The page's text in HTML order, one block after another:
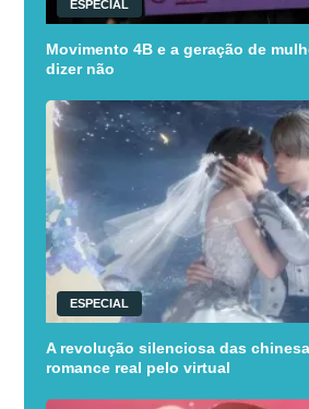
ESPECIAL
Movimento 4B e a geração de
dizer não
ESPECIAL
A revolução silenciosa das
romance real pelo virtual